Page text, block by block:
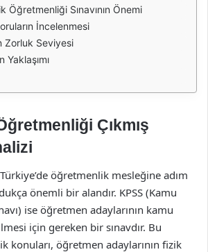
Öğretmenliği Sınavının Önemi
İncelenmesi
Zorluk Seviyesi
Yaklaşımı
Çıkmış
öğretmenlik mesleğine adım
önemli bir alandır. KPSS (Kamu
ise öğretmen adaylarının kamu
için gereken bir sınavdır. Bu
konuları, öğretmen adaylarının fizik